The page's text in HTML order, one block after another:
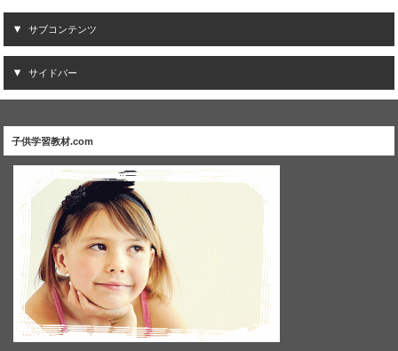
サブコンテンツ
サイドバー
子供学習教材.com